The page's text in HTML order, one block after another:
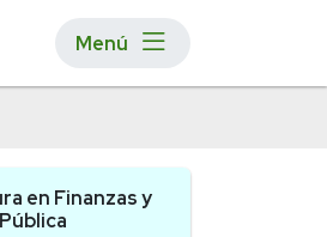
Menú
en Finanzas y